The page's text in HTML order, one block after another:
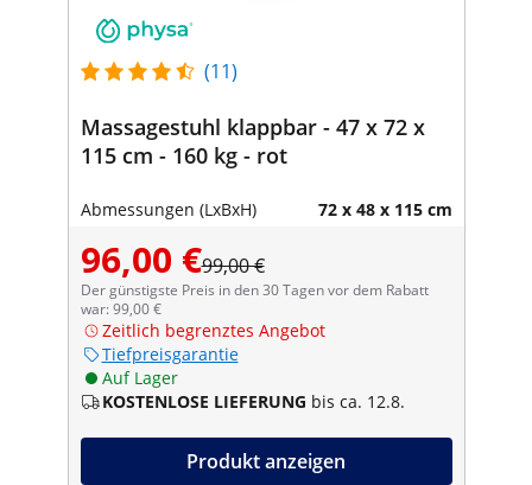
(11)
Massagestuhl klappbar - 47 x 72 x
115 cm - 160 kg - rot
Abmessungen (LxBxH) 72 x 48 x 115 cm
96,00 €99,00 €
Der günstigste Preis in den 30 Tagen vor dem Rabatt
war: 99,00 €
Zeitlich begrenztes Angebot
Tiefpreisgarantie
Auf Lager
KOSTENLOSE LIEFERUNG bis ca. 12.8.
Produkt anzeigen